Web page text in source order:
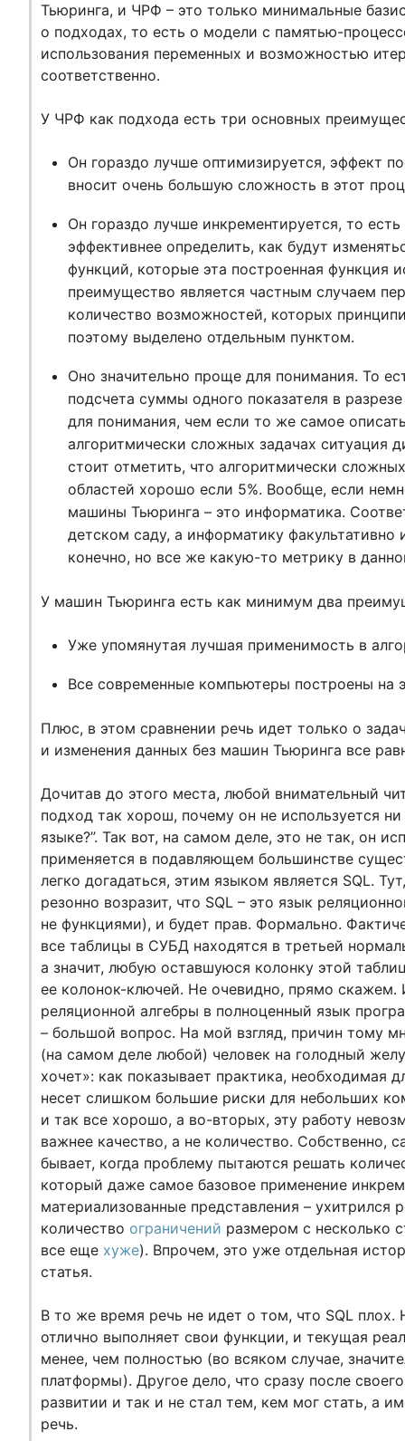
Тьюринга, и ЧРФ – это только минимальные
о подходах, то есть о модели с памятью-
использования переменных и возможностью
соответственно.
У ЧРФ как подхода есть три основных
Он гораздо лучше оптимизируется, эффект
вносит очень большую сложность в этот
Он гораздо лучше инкрементируется, то
эффективнее определить, как будут
функций, которые эта построенная функция
преимущество является частным случаем
количество возможностей, которых
поэтому выделено отдельным пунктом.
Оно значительно проще для понимания. То
подсчета суммы одного показателя в
для понимания, чем если то же самое
алгоритмически сложных задачах ситуация
стоит отметить, что алгоритмически
областей хорошо если 5%. Вообще, если
машины Тьюринга – это информатика.
детском саду, а информатику факультативно
конечно, но все же какую-то метрику в
У машин Тьюринга есть как минимум два
Уже упомянутая лучшая применимость в
Все современные компьютеры построены на
Плюс, в этом сравнении речь идет только о
и изменения данных без машин Тьюринга все
Дочитав до этого места, любой внимательный
подход так хорош, почему он не используется
языке?”. Так вот, на самом деле, это не так, он
применяется в подавляющем большинстве
легко догадаться, этим языком является SQL.
резонно возразит, что SQL – это язык
не функциями), и будет прав. Формально.
все таблицы в СУБД находятся в третьей
а значит, любую оставшуюся колонку этой
ее колонок-ключей. Не очевидно, прямо скажем.
реляционной алгебры в полноценный язык
– большой вопрос. На мой взгляд, причин тому
(на самом деле любой) человек на голодный
хочет»: как показывает практика, необходимая
несет слишком большие риски для небольших
и так все хорошо, а во-вторых, эту работу
важнее качество, а не количество. Собственно,
бывает, когда проблему пытаются решать
который даже самое базовое применение
материализованные представления – ухитрился
количество ограничений размером с несколько
все еще хуже). Впрочем, это уже отдельная
статья.
В то же время речь не идет о том, что SQL
отлично выполняет свои функции, и текущая
менее, чем полностью (во всяком случае,
платформы). Другое дело, что сразу после
развитии и так и не стал тем, кем мог стать, а
речь.